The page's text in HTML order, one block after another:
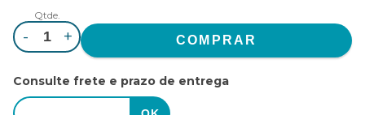
Qtde.
- +
Consulte frete e prazo de entrega